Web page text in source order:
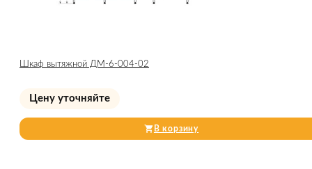
Шкаф вытяжной ДМ-6-004-02
Цену уточняйте
В корзину